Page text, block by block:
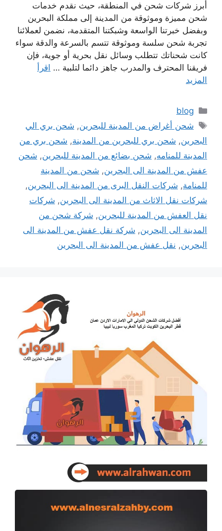
أبرز شركات شحن في المنطقة، حيث نقدم خدمات
شحن مميزة وموثوقة من المدينة إلى مملكة البحرين
وبفضل خبرتنا الواسعة وشبكتنا المتقدمة، نضمن لعملائنا
تجربة شحن سلسة وموثوقة تتسم بالسرعة والدقة سواء
كانت شحناتك تتطلب وسائل نقل بحرية أو جوية، فإن
فريقنا المحترف والمدرب جاهز دائما لتلبية … اقرأ
المزيد
التصنيفات
blog
الوسوم
شحن أغراض من المدينة للبحرين, شحن بري الي
البحرين, شحن بري للبحرين من المدينة, شحن بري من
المدينة للمنامه, شحن بضائع من المدينة للبحرين, شحن
عفش من المدينة الى البحرين, شحن من المدينة
للمنامة, شركات النقل البرى من المدينة الى البحرين,
شركات نقل الاثاث من المدينة الى البحرين, شركات
نقل العفش من المدينة للبحرين, شركة شحن من
المدينة الى البحرين, شركة نقل عفش من المدينة الى
البحرين, نقل عفش من المدينة الى البحرين